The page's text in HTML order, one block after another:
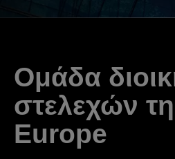
Ομάδα
στελεχών
Europe